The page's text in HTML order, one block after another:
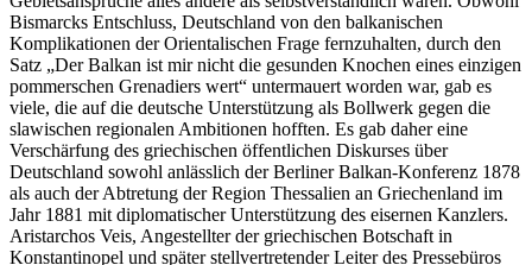
Bismarcks Entschluss, Deutschland von den balkanischen
Komplikationen der Orientalischen Frage fernzuhalten, durch den
Satz „Der Balkan ist mir nicht die gesunden Knochen eines einzigen
pommerschen Grenadiers wert“ untermauert worden war, gab es
viele, die auf die deutsche Unterstützung als Bollwerk gegen die
slawischen regionalen Ambitionen hofften. Es gab daher eine
Verschärfung des griechischen öffentlichen Diskurses über
Deutschland sowohl anlässlich der Berliner Balkan-Konferenz 1878
als auch der Abtretung der Region Thessalien an Griechenland im
Jahr 1881 mit diplomatischer Unterstützung des eisernen Kanzlers.
Aristarchos Veis, Angestellter der griechischen Botschaft in
Konstantinopel und später stellvertretender Leiter des Pressebüros